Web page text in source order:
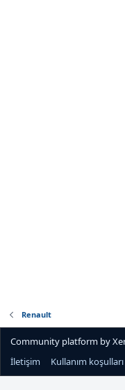
Renault
Community platform by
İletişim
Kullanım koşulları